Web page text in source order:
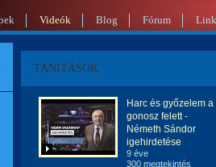
Videók Blog Fórum
TANITÁSOK
Harc és győzelem a
gonosz felett -
Németh Sándor
igehirdetése
9 éve
300 megtekintés